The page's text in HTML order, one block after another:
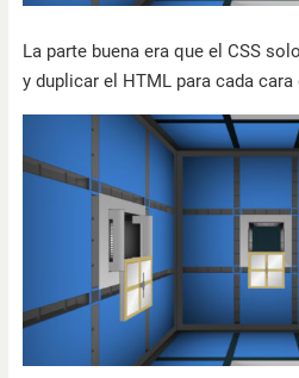
La parte buena era que el CSS
y duplicar el HTML para cada cara